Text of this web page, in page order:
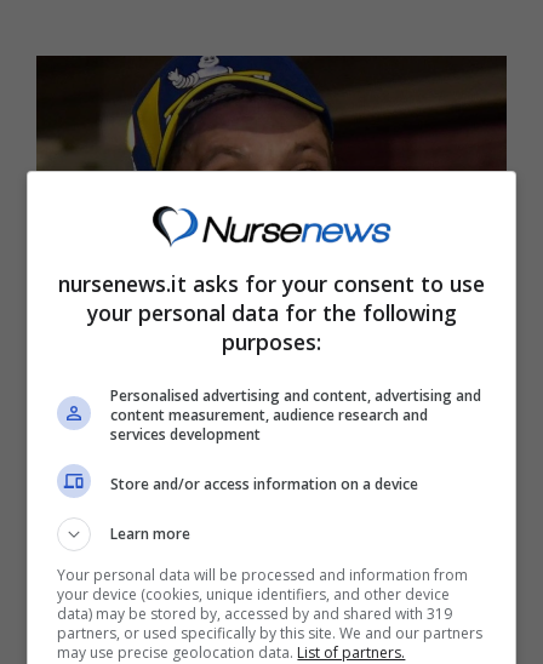
vederlo correre
Dopo il ritiro dalla MotoGP, Valentino Rossi si
è dato ad una nuova vita. Ecco dove potete
seguire le sue ...
nursenews.it asks for your consent to use
your personal data for the following
purposes:
Personalised advertising and content, advertising and
content measurement, audience research and
services development
Store and/or access information on a device
Learn more
Your personal data will be processed and information from
your device (cookies, unique identifiers, and other device
data) may be stored by, accessed by and shared with 319
partners, or used specifically by this site. We and our partners
may use precise geolocation data. List of partners.